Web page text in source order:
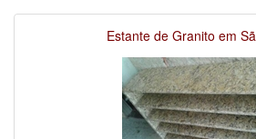
Estante de Granito em